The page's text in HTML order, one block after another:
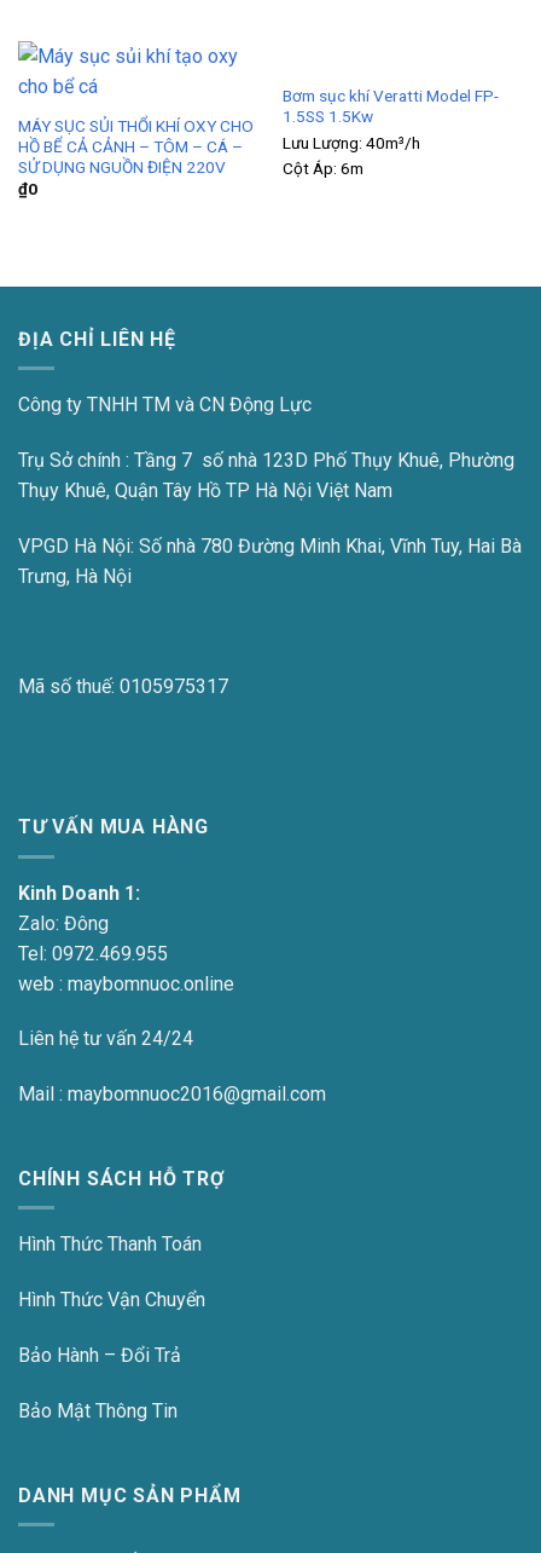
MÁY SỤC SỦI THỔI KHÍ OXY CHO
HỒ BỂ CẢ CẢNH – TÔM – CÁ –
SỬ DỤNG NGUỒN ĐIỆN 220V
₫0
Bơm sục khí Veratti Model FP-
1.5SS 1.5Kw
Lưu Lượng: 40m³/h
Cột Áp: 6m
ĐỊA CHỈ LIÊN HỆ
Công ty TNHH TM và CN Động Lực
Trụ Sở chính : Tầng 7 số nhà 123D Phố Thụy Khuê, Phường
Thụy Khuê, Quận Tây Hồ TP Hà Nội Việt Nam
VPGD Hà Nội: Số nhà 780 Đường Minh Khai, Vĩnh Tuy, Hai Bà
Trưng, Hà Nội
Mã số thuế: 0105975317
TƯ VẤN MUA HÀNG
Kinh Doanh 1:
Zalo: Đông
Tel: 0972.469.955
web : maybomnuoc.online
Liên hệ tư vấn 24/24
Mail : maybomnuoc2016@gmail.com
CHÍNH SÁCH HỖ TRỢ
Hình Thức Thanh Toán
Hình Thức Vận Chuyển
Bảo Hành – Đổi Trả
Bảo Mật Thông Tin
DANH MỤC SẢN PHẨM